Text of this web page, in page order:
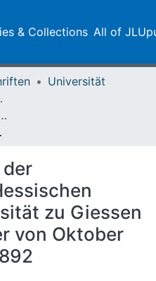
& Collections All of
Universität
Gießen
der Großherzoglich Hessischen Ludwigs-Universität zu Giessen
bis Ostern 1892
zu Giessen
von Oktober